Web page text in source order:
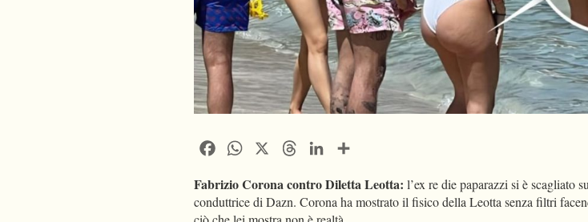
FacebookWhatsApp ThreadsLinkedIn
Fabrizio Corona contro Diletta Leotta: l’ex re die paparazzi si è scagliato
conduttrice di Dazn. Corona ha mostrato il fisico della Leotta senza filtri